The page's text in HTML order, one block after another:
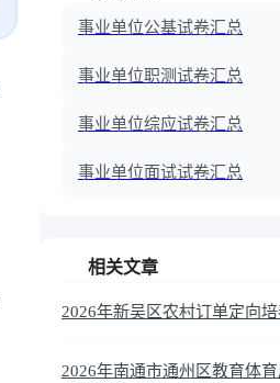
事业单位公基试卷汇总
事业单位职测试卷汇总
事业单位综应试卷汇总
事业单位面试试卷汇总
相关文章
2026年新吴区农村订单定向
2026年南通市通州区教育体